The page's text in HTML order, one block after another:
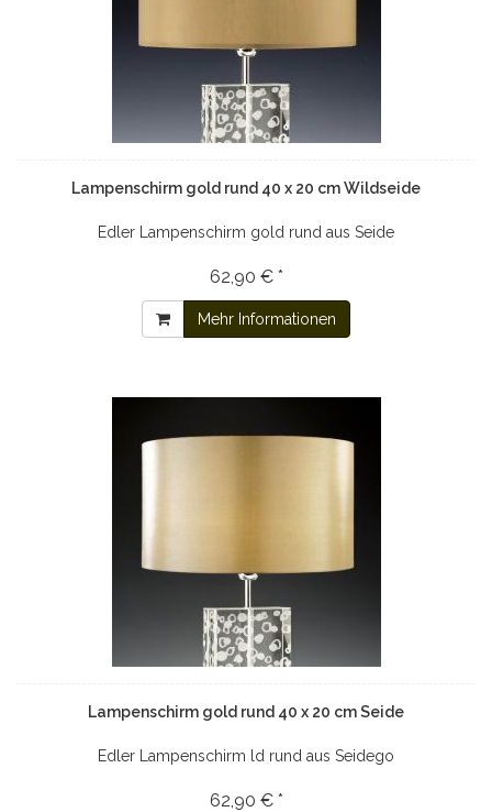
Lampenschirm gold rund 40 x 20 cm Wildseide
Edler Lampenschirm gold rund aus Seide
62,90 € *
Mehr Informationen
Lampenschirm gold rund 40 x 20 cm Seide
Edler Lampenschirm ld rund aus Seidego
62,90 € *